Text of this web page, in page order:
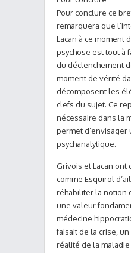
Pour conclure ce
remarquera que
Lacan à ce moment
psychose est tout à
du déclenchement
moment de vérité
décomposent les
clefs du sujet. Ce
nécessaire dans la
permet d’envisager
psychanalytique.
Grivois et Lacan ont
comme Esquirol
réhabiliter la notion
une valeur
médecine
faisait de la crise,
réalité de la